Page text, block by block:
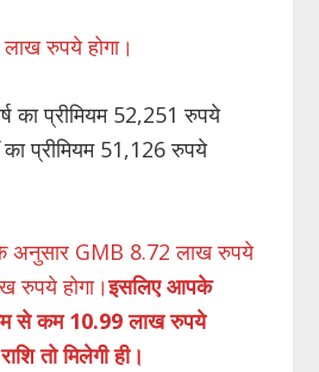
रुपये होगा।
का प्रीमियम 52,251 रुपये
का प्रीमियम 51,126 रुपये
अनुसार GMB 8.72 लाख रुपये
रुपये होगा।इसलिए आपके
से कम 10.99 लाख रुपये
तो मिलेगी ही।